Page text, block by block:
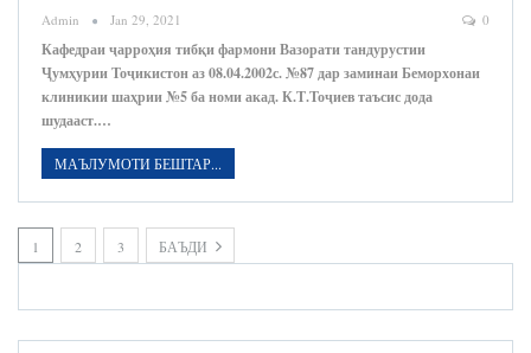
Admin Jan 29, 2021 0
Кафедраи ҷарроҳия тибқи фармони Вазорати тандурустии
Ҷумҳурии Тоҷикистон аз 08.04.2002с. №87 дар заминаи Беморхонаи
клиникии шаҳрии №5 ба номи акад. К.Т.Тоҷиев таъсис дода
шудааст.…
МАЪЛУМОТИ БЕШТАР...
1 2 3 БАЪДИ